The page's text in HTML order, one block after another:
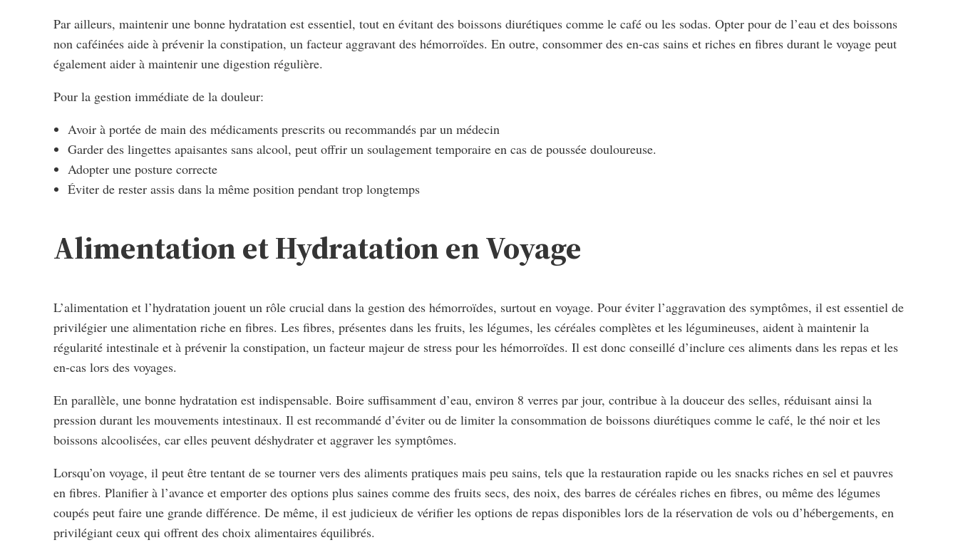
Par ailleurs, maintenir une bonne hydratation est essentiel, tout en évitant des boissons diurétiques comme le café ou les sodas. Opter pour de l’eau et des boissons
non caféinées aide à prévenir la constipation, un facteur aggravant des hémorroïdes. En outre, consommer des en-cas sains et riches en fibres durant le voyage peut
également aider à maintenir une digestion régulière.
Pour la gestion immédiate de la douleur:
Avoir à portée de main des médicaments prescrits ou recommandés par un médecin
Garder des lingettes apaisantes sans alcool, peut offrir un soulagement temporaire en cas de poussée douloureuse.
Adopter une posture correcte
Éviter de rester assis dans la même position pendant trop longtemps
Alimentation et Hydratation en Voyage
L’alimentation et l’hydratation jouent un rôle crucial dans la gestion des hémorroïdes, surtout en voyage. Pour éviter l’aggravation des symptômes, il est essentiel de
privilégier une alimentation riche en fibres. Les fibres, présentes dans les fruits, les légumes, les céréales complètes et les légumineuses, aident à maintenir la
régularité intestinale et à prévenir la constipation, un facteur majeur de stress pour les hémorroïdes. Il est donc conseillé d’inclure ces aliments dans les repas et les
en-cas lors des voyages.
En parallèle, une bonne hydratation est indispensable. Boire suffisamment d’eau, environ 8 verres par jour, contribue à la douceur des selles, réduisant ainsi la
pression durant les mouvements intestinaux. Il est recommandé d’éviter ou de limiter la consommation de boissons diurétiques comme le café, le thé noir et les
boissons alcoolisées, car elles peuvent déshydrater et aggraver les symptômes.
Lorsqu’on voyage, il peut être tentant de se tourner vers des aliments pratiques mais peu sains, tels que la restauration rapide ou les snacks riches en sel et pauvres
en fibres. Planifier à l’avance et emporter des options plus saines comme des fruits secs, des noix, des barres de céréales riches en fibres, ou même des légumes
coupés peut faire une grande différence. De même, il est judicieux de vérifier les options de repas disponibles lors de la réservation de vols ou d’hébergements, en
privilégiant ceux qui offrent des choix alimentaires équilibrés.